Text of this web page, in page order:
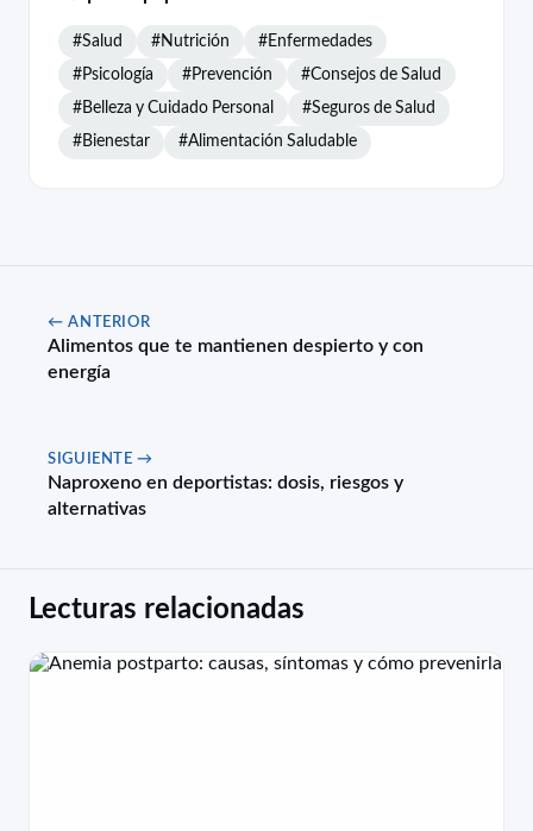
#Salud #Nutrición #Enfermedades
#Psicología #Prevención #Consejos de Salud
#Belleza y Cuidado Personal #Seguros de Salud
#Bienestar #Alimentación Saludable
← ANTERIOR
Alimentos que te mantienen despierto y con
energía
SIGUIENTE →
Naproxeno en deportistas: dosis, riesgos y
alternativas
Lecturas relacionadas